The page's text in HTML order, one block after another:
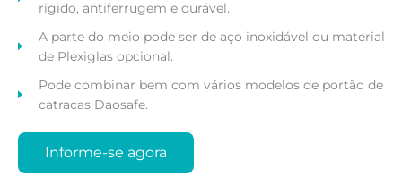
rígido, antiferrugem e durável.
A parte do meio pode ser de aço inoxidável ou material
de Plexiglas opcional.
Pode combinar bem com vários modelos de portão de
catracas Daosafe.
Informe-se agora